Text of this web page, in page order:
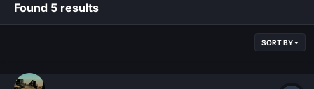
Found 5 results
SORT BY